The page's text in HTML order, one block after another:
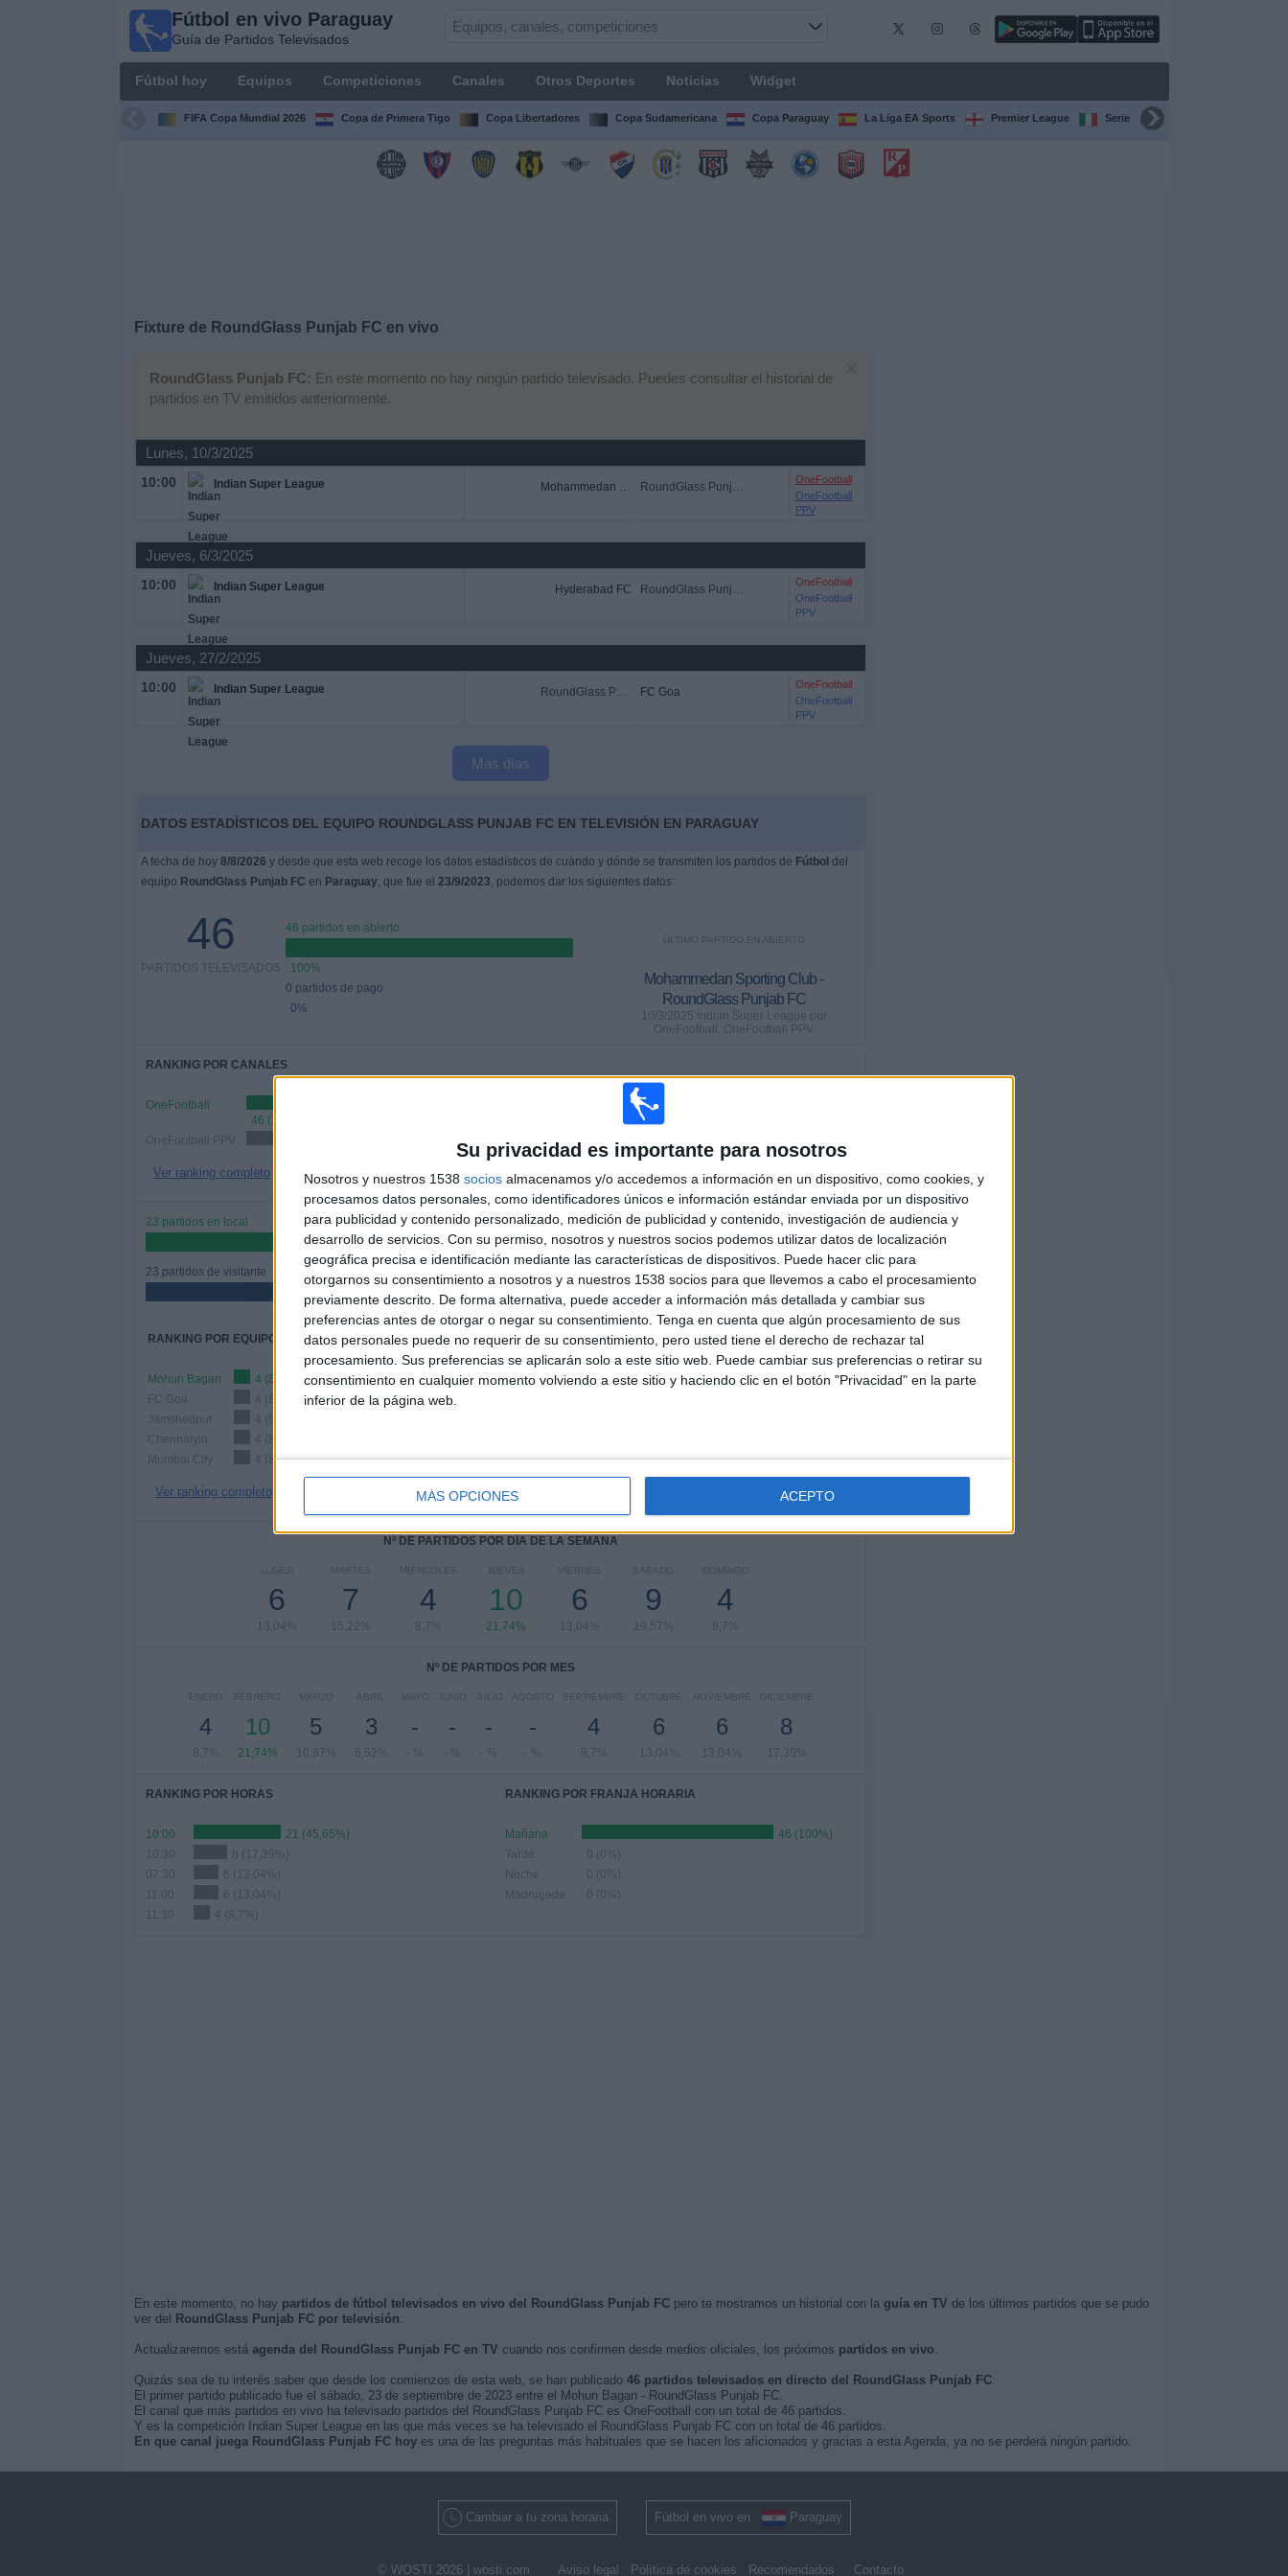
Su privacidad es importante para nosotros
Nosotros y nuestros 1538 socios almacenamos y/o accedemos a información en un dispositivo, como cookies, y
procesamos datos personales, como identificadores únicos e información estándar enviada por un dispositivo
para publicidad y contenido personalizado, medición de publicidad y contenido, investigación de audiencia y
desarrollo de servicios. Con su permiso, nosotros y nuestros socios podemos utilizar datos de localización
geográfica precisa e identificación mediante las características de dispositivos. Puede hacer clic para
otorgarnos su consentimiento a nosotros y a nuestros 1538 socios para que llevemos a cabo el procesamiento
previamente descrito. De forma alternativa, puede acceder a información más detallada y cambiar sus
preferencias antes de otorgar o negar su consentimiento. Tenga en cuenta que algún procesamiento de sus
datos personales puede no requerir de su consentimiento, pero usted tiene el derecho de rechazar tal
procesamiento. Sus preferencias se aplicarán solo a este sitio web. Puede cambiar sus preferencias o retirar su
consentimiento en cualquier momento volviendo a este sitio y haciendo clic en el botón "Privacidad" en la parte
inferior de la página web.
MÁS OPCIONES ACEPTO
Fútbol en vivo Paraguay
Guía de Partidos Televisados
Fútbol hoy Equipos Competiciones Canales Otros Deportes Noticias Widget
FIFA Copa Mundial 2026 Copa de Primera Tigo Copa Libertadores Copa Sudamericana Copa Paraguay La Liga EA Sports Premier League Serie A Italiana
Fixture de RoundGlass Punjab FC en vivo
RoundGlass Punjab FC: En este momento no hay ningún partido televisado. Puedes consultar el historial de
partidos en TV emitidos anteriormente.
Lunes, 10/3/2025
10:00 Indian Super League Mohammedan Sporting Club RoundGlass Punjab FC
OneFootball
OneFootball
PPV
Jueves, 6/3/2025
10:00 Indian Super League Hyderabad FC RoundGlass Punjab FC
OneFootball
OneFootball
PPV
Jueves, 27/2/2025
10:00 Indian Super League RoundGlass Punjab FC FC Goa
OneFootball
OneFootball
PPV
Más días
DATOS ESTADÍSTICOS DEL EQUIPO ROUNDGLASS PUNJAB FC EN TELEVISIÓN EN PARAGUAY
A fecha de hoy 8/8/2026 y desde que esta web recoge los datos estadísticos de cuándo y dónde se transmiten los partidos de Fútbol del
equipo RoundGlass Punjab FC en Paraguay, que fue el 23/9/2023, podemos dar los siguientes datos:
46
PARTIDOS TELEVISADOS
46 partidos en abierto
100%
0 partidos de pago
0%
ÚLTIMO PARTIDO EN ABIERTO
Mohammedan Sporting Club -
RoundGlass Punjab FC
10/3/2025 Indian Super League por
OneFootball, OneFootball PPV
RANKING POR CANALES
OneFootball
46 (100%)
OneFootball PPV
37 (80,43%)
Ver ranking completo
CANALES TV
SIN PARTIDO
GRATUÍTO
CONSECUTIVOS
23 partidos en local
50%
23 partidos de visitante
12
RIVALES
4
VS Mohun
Bagan
1
COMPETICIONES
RANKING POR EQUIPOS
Mohun Bagan
4 (8,7%)
FC Goa
4 (8,7%)
Jamshedpur
4 (8,7%)
Chennaiyin
4 (8,7%)
Mumbai City
4 (8,7%)
Ver ranking completo
RANKING POR COMPETICIONES
Indian Super League 46 (100%)
Nº DE PARTIDOS POR DÍA DE LA SEMANA
LUNES
6
13,04%
MARTES
7
15,22%
MIÉRCOLES
4
8,7%
JUEVES
10
21,74%
VIERNES
6
13,04%
SÁBADO
9
19,57%
DOMINGO
4
8,7%
Nº DE PARTIDOS POR MES
ENERO
4
8,7%
FEBRERO
10
21,74%
MARZO
5
10,87%
ABRIL
3
6,52%
MAYO
-
- %
JUNIO
-
- %
JULIO
-
- %
AGOSTO
-
- %
SEPTIEMBRE
4
8,7%
OCTUBRE
6
13,04%
NOVIEMBRE
6
13,04%
DICIEMBRE
8
17,39%
RANKING POR HORAS
10:00
21 (45,65%)
10:30
8 (17,39%)
07:30
6 (13,04%)
6 (13,04%)
11:30
4 (8,7%)
RANKING POR FRANJA HORARIA
Mañana
46 (100%)
Tarde
0 (0%)
Noche
0 (0%)
Madrugada
0 (0%)
En este momento, no hay partidos de fútbol televisados en vivo del RoundGlass Punjab FCpero te mostramos un historial con la guía en TV de los últimos partidos que se pudo
ver del
RoundGlass Punjab FC por televisión.
Actualizaremos está agenda del RoundGlass Punjab FC en TV cuando nos confirmen desde medios oficiales, los próximos partidos en vivo.
Quizás sea de tu interés saber que desde los comienzos de esta web, se han publicado 46 partidos televisados en directo del RoundGlass Punjab FC.
El primer partido publicado fue el sábado, 23 de septiembre de 2023 entre el Mohun Bagan - RoundGlass Punjab FC.
El canal que más partidos en vivo ha televisado partidos del RoundGlass Punjab FC es OneFootball con un total de 46 partidos.
Y es la competición Indian Super League en las que más veces se ha televisado el RoundGlass Punjab FC con un total de 46 partidos.
En que canal juega RoundGlass Punjab FC hoyes una de las preguntas más habituales que se hacen los aficionados y gracias a esta Agenda, ya no se perderá ningún partido.
Cambiar a tu zona horaria Fútbol en vivo en Paraguay
© WOSTI 2026 | wosti.com Aviso legal Política de cookies Recomendados Contacto
Paraguay